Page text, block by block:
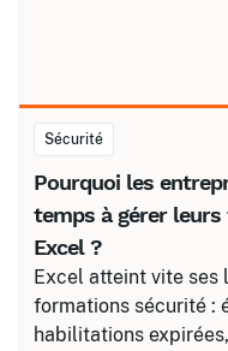
Sécurité
Pourquoi les
temps à gérer
Excel ?
Excel atteint vite
formations sécurité :
habilitations